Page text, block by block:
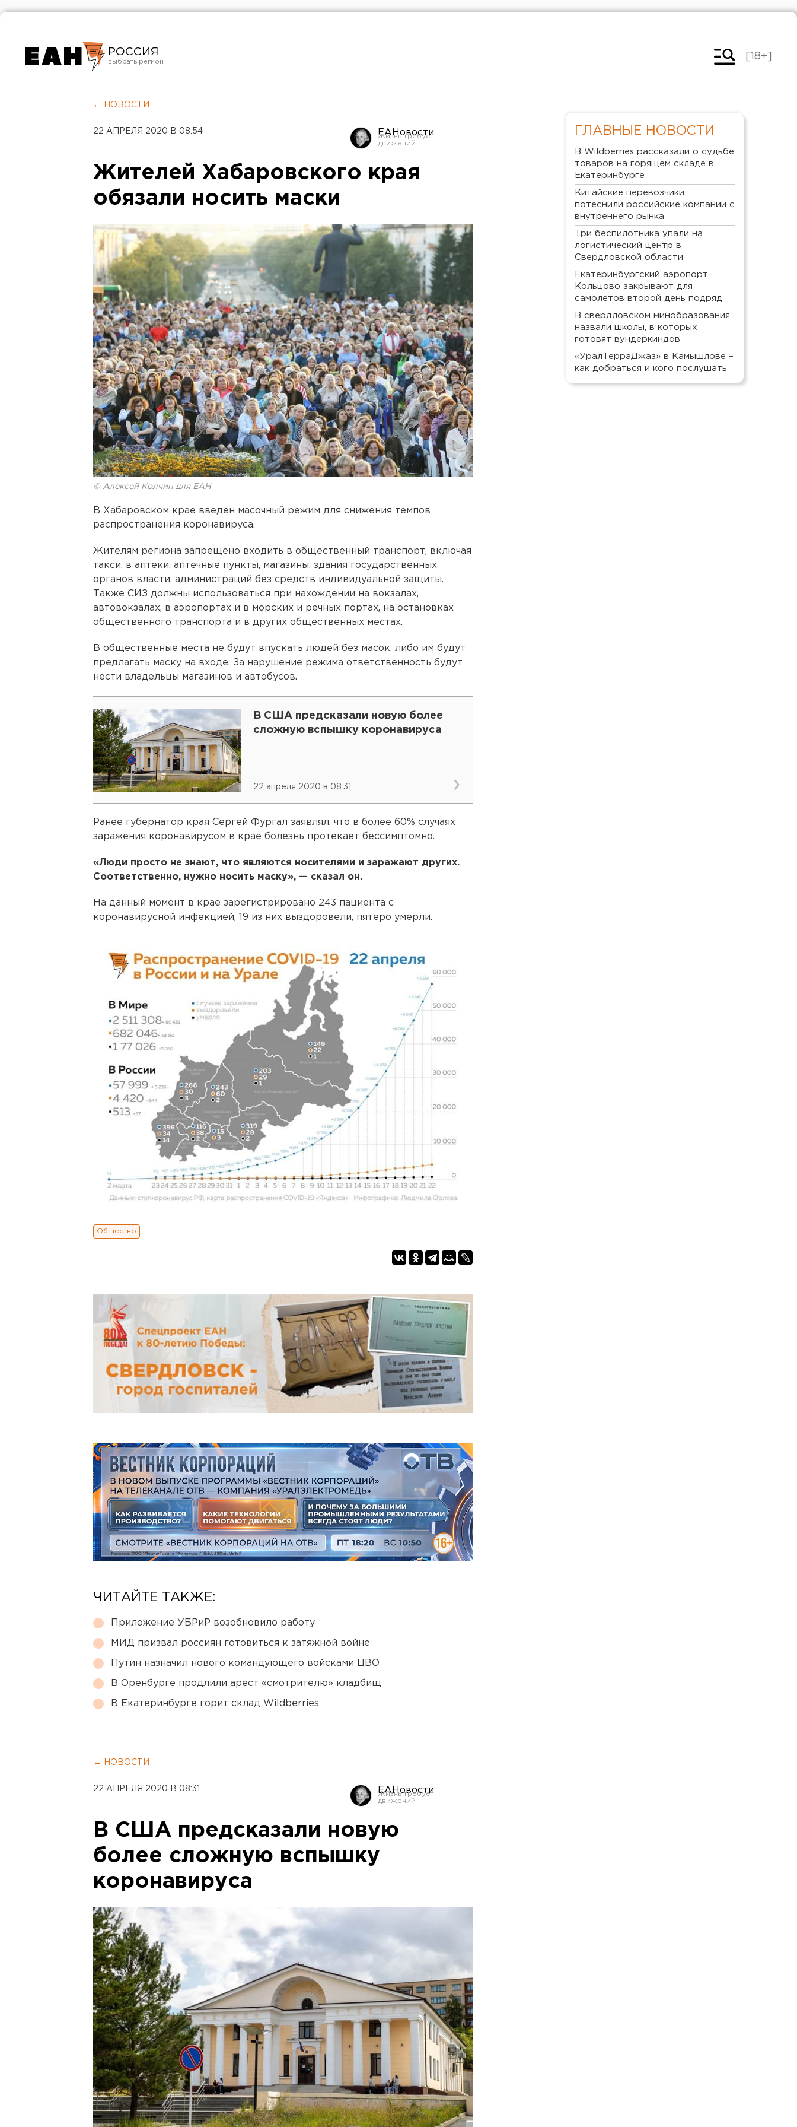
РОССИЯ
Челябинск
[18+]
← НОВОСТИ
22 АПРЕЛЯ 2020 В 08:54 ЕАНовости
Жителей Хабаровского края
обязали носить маски
© Алексей Колчин для ЕАН
В Хабаровском крае введен масочный режим для снижения темпов
распространения коронавируса.
Жителям региона запрещено входить в общественный транспорт, включая
такси, в аптеки, аптечные пункты, магазины, здания государственных
органов власти, администраций без средств индивидуальной защиты.
Также СИЗ должны использоваться при нахождении на вокзалах,
автовокзалах, в аэропортах и в морских и речных портах, на остановках
общественного транспорта и в других общественных местах.
В общественные места не будут впускать людей без масок, либо им будут
предлагать маску на входе. За нарушение режима ответственность будут
нести владельцы магазинов и автобусов.
В США предсказали новую более
сложную вспышку коронавируса
22 апреля 2020 в 08:31
Ранее губернатор края Сергей Фургал заявлял, что в более 60% случаях
заражения коронавирусом в крае болезнь протекает бессимптомно.
«Люди просто не знают, что являются носителями и заражают других.
Соответственно, нужно носить маску», — сказал он.
На данный момент в крае зарегистрировано 243 пациента с
коронавирусной инфекцией, 19 из них выздоровели, пятеро умерли.
Общество
ЧИТАЙТЕ ТАКЖЕ:
Приложение УБРиР возобновило работу
МИД призвал россиян готовиться к затяжной войне
Путин назначил нового командующего войсками ЦВО
В Оренбурге продлили арест «смотрителю» кладбищ
В Екатеринбурге горит склад Wildberries
← НОВОСТИ
22 АПРЕЛЯ 2020 В 08:31 ЕАНовости
В США предсказали новую
более сложную вспышку
коронавируса
ГЛАВНЫЕ НОВОСТИ
В Wildberries рассказали о судьбе
товаров на горящем складе в
Екатеринбурге
Китайские перевозчики
потеснили российские компании с
внутреннего рынка
Три беспилотника упали на
логистический центр в
Свердловской области
Екатеринбургский аэропорт
Кольцово закрывают для
самолетов второй день подряд
В свердловском минобразования
назвали школы, в которых
готовят вундеркиндов
«УралТерраДжаз» в Камышлове –
как добраться и кого послушать